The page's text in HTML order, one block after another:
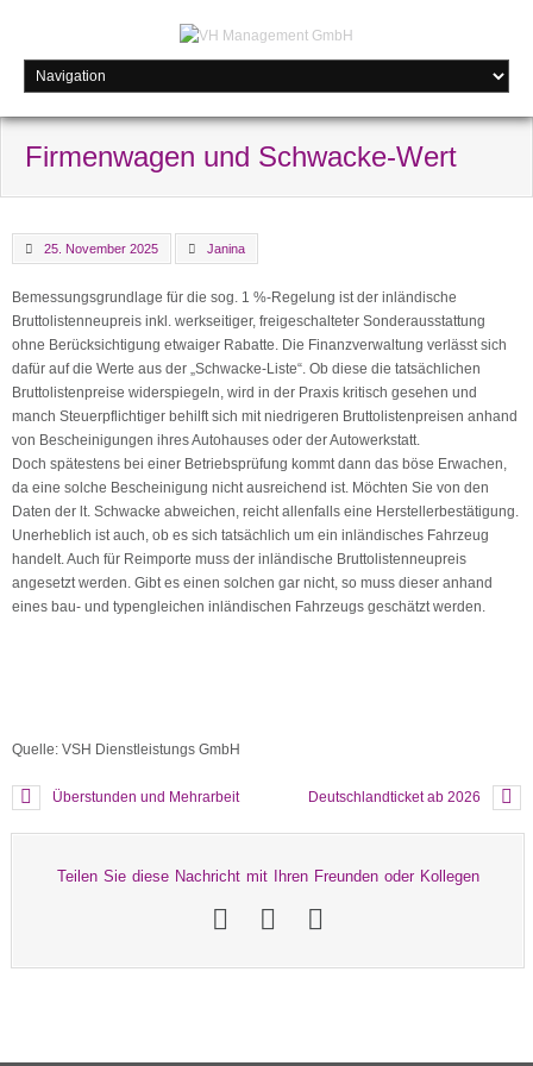
Firmenwagen und Schwacke-Wert
25. November 2025 Janina
Bemessungsgrundlage für die sog. 1 %-Regelung ist der inländische
Bruttolistenneupreis inkl. werkseitiger, freigeschalteter Sonderausstattung
ohne Berücksichtigung etwaiger Rabatte. Die Finanzverwaltung verlässt sich
dafür auf die Werte aus der „Schwacke-Liste“. Ob diese die tatsächlichen
Bruttolistenpreise widerspiegeln, wird in der Praxis kritisch gesehen und
manch Steuerpflichtiger behilft sich mit niedrigeren Bruttolistenpreisen anhand
von Bescheinigungen ihres Autohauses oder der Autowerkstatt.
Doch spätestens bei einer Betriebsprüfung kommt dann das böse Erwachen,
da eine solche Bescheinigung nicht ausreichend ist. Möchten Sie von den
Daten der lt. Schwacke abweichen, reicht allenfalls eine Herstellerbestätigung.
Unerheblich ist auch, ob es sich tatsächlich um ein inländisches Fahrzeug
handelt. Auch für Reimporte muss der inländische Bruttolistenneupreis
angesetzt werden. Gibt es einen solchen gar nicht, so muss dieser anhand
eines bau- und typengleichen inländischen Fahrzeugs geschätzt werden.
Quelle: VSH Dienstleistungs GmbH
Überstunden und Mehrarbeit Deutschlandticket ab 2026
Teilen Sie diese Nachricht mit Ihren Freunden oder Kollegen